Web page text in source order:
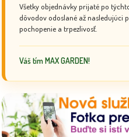
Všetky objednávky prijaté po
dôvodov odoslané až nasledujúci
pochopenie a trpezlivosť.
Váš tím MAX GARDEN!